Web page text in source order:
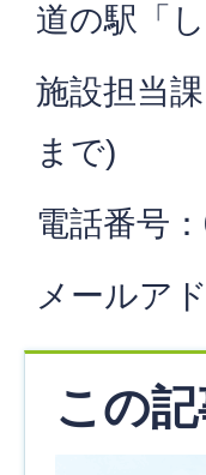
道の駅「
施設担当
まで)
電話番号
メールア
この